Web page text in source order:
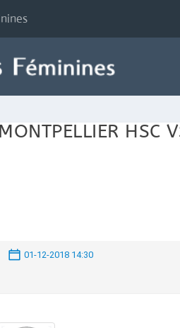
MONTPELLIER HSC
01-12-2018 14:30